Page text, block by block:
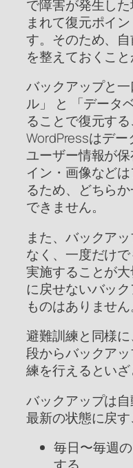
で障害が発生し
まれて復元ポイ
す。そのため、
を整えておくこと
バックアップと
ル」 と 「データ
ることで復元する
WordPressはデー
ユーザー情報が
イン・画像など
るため、どちら
できません。
また、バックア
なく、一度だけ
実施することが
に戻せないバッ
ものはありません
避難訓練と同様
段からバックア
練を行えるといざ
バックアップは
最新の状態に戻
毎日〜毎週